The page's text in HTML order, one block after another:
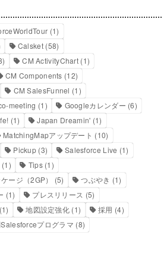
(1)
Calsket(58)
CM ActivityChart (1)
CM Components (12)
CM SalesFunnel (1)
meeting (1) Googleカレンダー (6)
(1) Japan Dreamin' (1)
MatchingMapアップデート (10)
Pickup (3) Salesforce Live (1)
(1) Tips(1)
ージ（2GP）
(5) つぶやき (1)
(1) プレスリリース (5)
(1) 地図設定強化 (1) 採用 (4)
プログラマ (8)